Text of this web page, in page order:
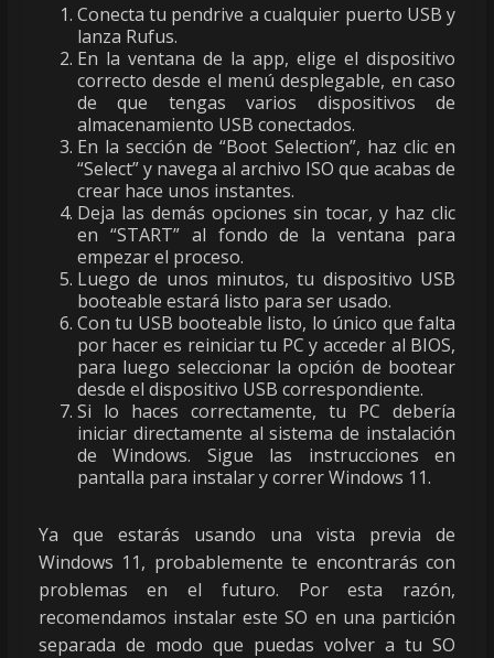
Conecta tu pendrive a cualquier puerto USB y
lanza Rufus.
En la ventana de la app, elige el dispositivo
correcto desde el menú desplegable, en caso
de que tengas varios dispositivos de
almacenamiento USB conectados.
En la sección de “Boot Selection”, haz clic en
“Select” y navega al archivo ISO que acabas de
crear hace unos instantes.
Deja las demás opciones sin tocar, y haz clic
en “START” al fondo de la ventana para
empezar el proceso.
Luego de unos minutos, tu dispositivo USB
booteable estará listo para ser usado.
Con tu USB booteable listo, lo único que falta
por hacer es reiniciar tu PC y acceder al BIOS,
para luego seleccionar la opción de bootear
desde el dispositivo USB correspondiente.
Si lo haces correctamente, tu PC debería
iniciar directamente al sistema de instalación
de Windows. Sigue las instrucciones en
pantalla para instalar y correr Windows 11.
Ya que estarás usando una vista previa de
Windows 11, probablemente te encontrarás con
problemas en el futuro. Por esta razón,
recomendamos instalar este SO en una partición
separada de modo que puedas volver a tu SO